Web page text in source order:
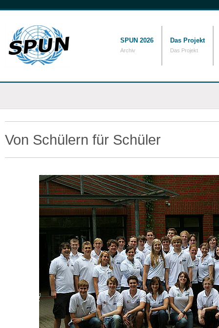
SPUN 2026
Archiv
Das Projekt
Das Projekt
Von Schülern für Schüler